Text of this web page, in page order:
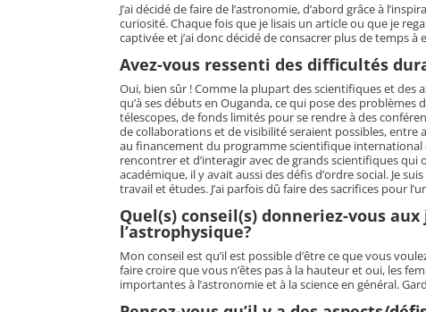
J’ai décidé de faire de l’astronomie, d’abord grâce à
curiosité. Chaque fois que je lisais un article ou que je
captivée et j’ai donc décidé de consacrer plus de temps
Avez-vous ressenti des difficultés
Oui, bien sûr ! Comme la plupart des scientifiques et des
qu’à ses débuts en Ouganda, ce qui pose des
télescopes, de fonds limités pour se rendre à des
de collaborations et de visibilité seraient possibles, entre
au financement du programme scientifique international
rencontrer et d’interagir avec de grands scientifiques
académique, il y avait aussi des défis d’ordre social. Je
travail et études. J’ai parfois dû faire des sacrifices pour
Quel(s) conseil(s) donneriez-vous
l’astrophysique?
Mon conseil est qu’il est possible d’être ce que vous
faire croire que vous n’êtes pas à la hauteur et oui, les
importantes à l’astronomie et à la science en général.